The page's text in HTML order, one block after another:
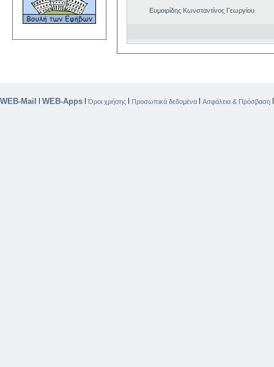
Ευμοιρίδης Κωνσταντίνος Γεωργίου
WEB-Mail | WEB-Apps |Όροι χρήσης | Προσωπικά δεδομένα | Ασφάλεια & Πρόσβαση